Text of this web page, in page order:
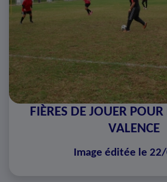
FIÈRES DE JOUER POUR
VALENCE
Image éditée le